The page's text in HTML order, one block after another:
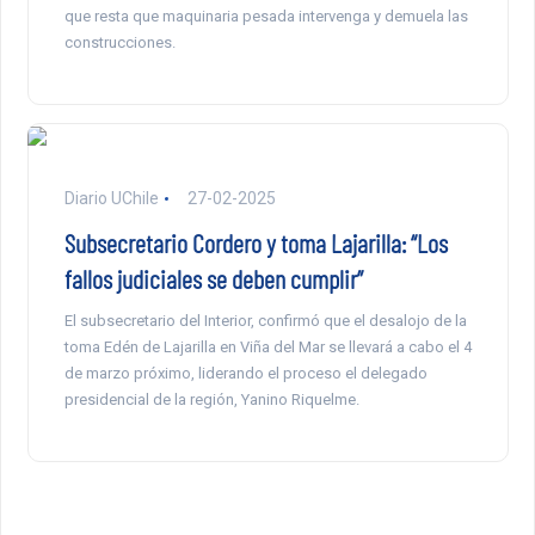
que resta que maquinaria pesada intervenga y demuela las
construcciones.
Diario UChile 27-02-2025
Subsecretario Cordero y toma Lajarilla: “Los
fallos judiciales se deben cumplir”
El subsecretario del Interior, confirmó que el desalojo de la
toma Edén de Lajarilla en Viña del Mar se llevará a cabo el 4
de marzo próximo, liderando el proceso el delegado
presidencial de la región, Yanino Riquelme.